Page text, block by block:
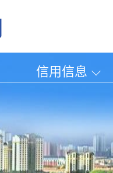
信用信息